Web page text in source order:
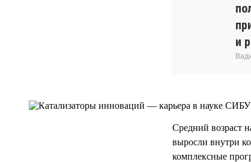
и
Средний возраст
выросли внутри
комплексные